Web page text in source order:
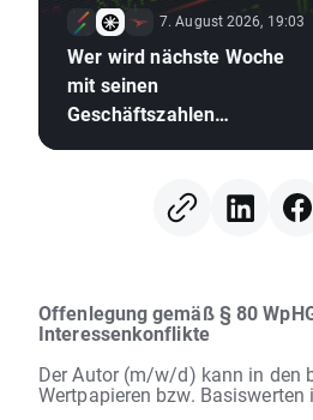
7. August 2026, 19:03
Wer wird nächste Woche
mit seinen
Geschäftszahlen
Offenlegung gemäß § 80
Interessenkonflikte
Der Autor (m/w/d) kann in den
Wertpapieren bzw. Basiswerten